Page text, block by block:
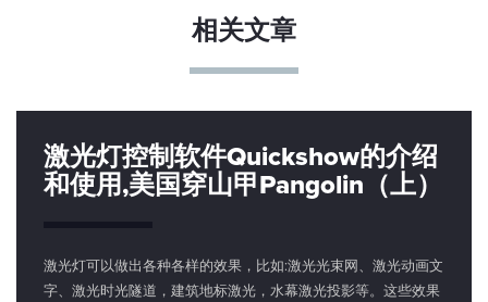
相关文章
激光灯控制软件Quickshow的介绍
和使用,美国穿山甲Pangolin（上）
激光灯可以做出各种各样的效果，比如:激光光束网、激光动画文
字、激光时光隧道，建筑地标激光，水幕激光投影等。这些效果